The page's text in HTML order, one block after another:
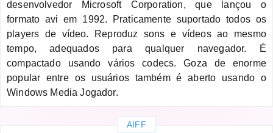
desenvolvedor Microsoft Corporation, que lançou o
formato avi em 1992. Praticamente suportado todos os
players de vídeo. Reproduz sons e vídeos ao mesmo
tempo, adequados para qualquer navegador. É
compactado usando vários codecs. Goza de enorme
popular entre os usuários também é aberto usando o
Windows Media Jogador.
AIFF